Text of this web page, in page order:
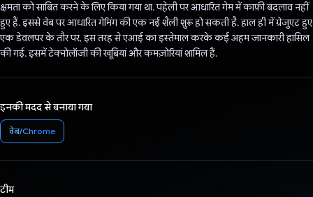
क्षमता को साबित करने के लिए किया गया था. पहेली पर आधारित गेम में काफ़ी बदलाव नहीं
हुए हैं. इससे वेब पर आधारित गेमिंग की एक नई शैली शुरू हो सकती है. हाल ही में ग्रेजुएट हुए
एक डेवलपर के तौर पर, इस तरह से एआई का इस्तेमाल करके कई अहम जानकारी हासिल
की गई. इसमें टेक्नोलॉजी की खूबियां और कमज़ोरियां शामिल हैं.
इनकी मदद से बनाया गया
वेब/Chrome
टीम